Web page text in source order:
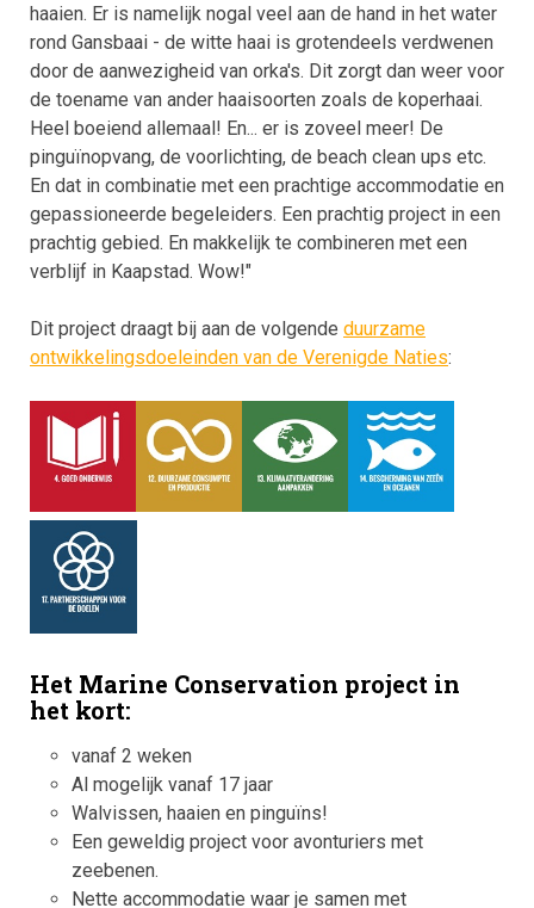
haaien. Er is namelijk nogal veel aan de hand in het water
rond Gansbaai - de witte haai is grotendeels verdwenen
door de aanwezigheid van orka's. Dit zorgt dan weer voor
de toename van ander haaisoorten zoals de koperhaai.
Heel boeiend allemaal! En... er is zoveel meer! De
pinguïnopvang, de voorlichting, de beach clean ups etc.
En dat in combinatie met een prachtige accommodatie en
gepassioneerde begeleiders. Een prachtig project in een
prachtig gebied. En makkelijk te combineren met een
verblijf in Kaapstad. Wow!"
Dit project draagt bij aan de volgende duurzame
ontwikkelingsdoeleinden van de Verenigde Naties:
Het Marine Conservation project in
het kort:
vanaf 2 weken
Al mogelijk vanaf 17 jaar
Walvissen, haaien en pinguïns!
Een geweldig project voor avonturiers met
zeebenen.
Nette accommodatie waar je samen met